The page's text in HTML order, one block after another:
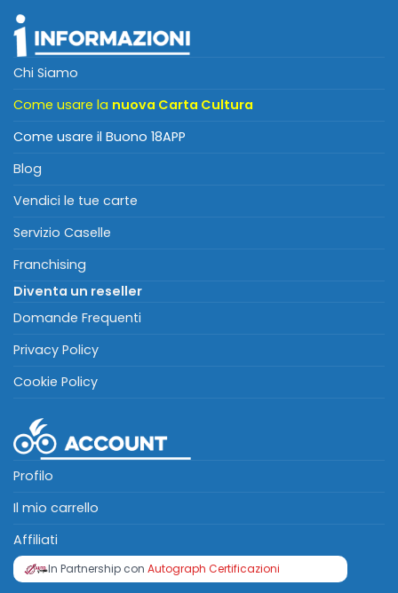
Chi Siamo
Come usare la nuova Carta Cultura
Come usare il Buono 18APP
Blog
Vendici le tue carte
Servizio Caselle
Franchising
Diventa un reseller
Domande Frequenti
Privacy Policy
Cookie Policy
Profilo
Il mio carrello
Affiliati
In Partnership con Autograph Certificazioni